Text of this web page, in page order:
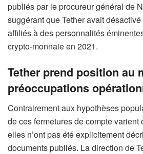
publiés par le procureur général de
suggérant que Tether avait
affiliés à des personnalités
crypto-monnaie en 2021.
Tether prend position au
préoccupations
Contrairement aux hypothèses
de ces fermetures de compte
elles n’ont pas été explicitement
documents publiés. La direction de